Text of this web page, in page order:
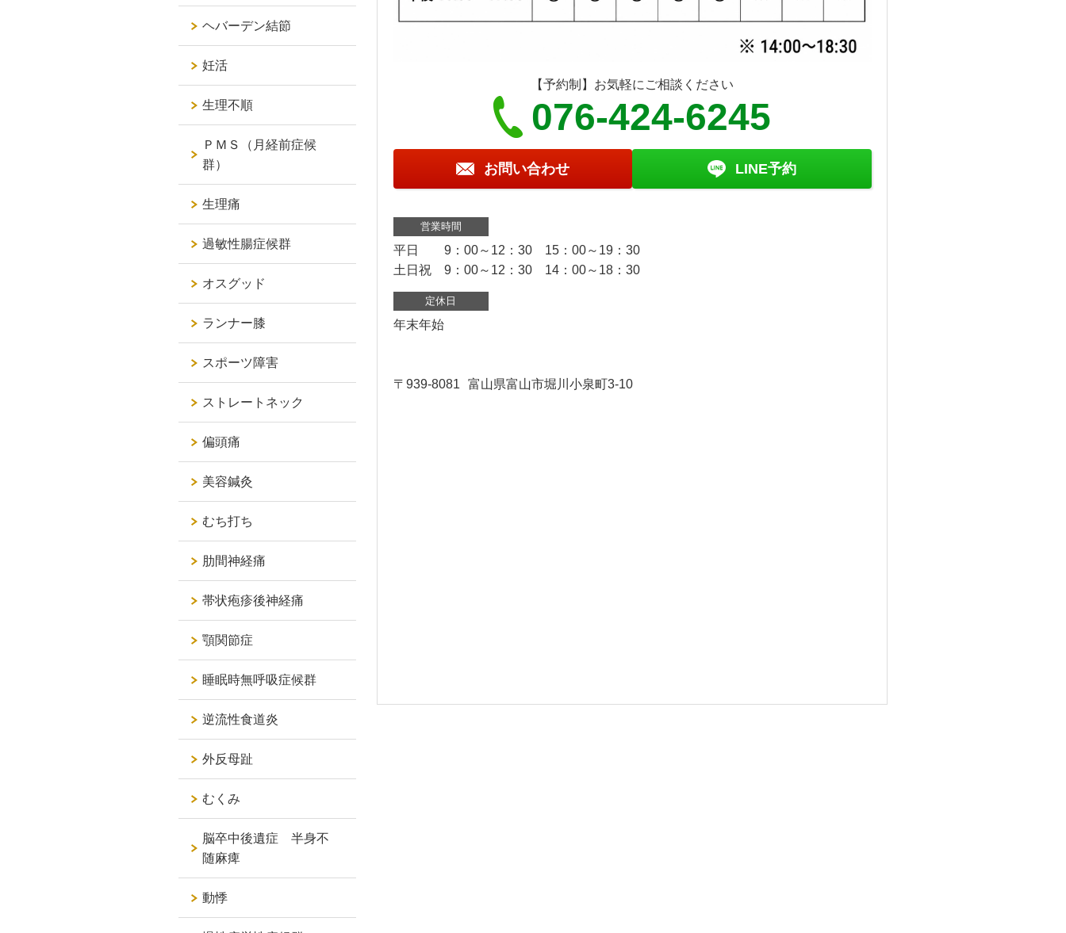
【予約制】お気軽にご相談ください
076-424-6245
お問い合わせ LINE予約
営業時間
平日 9：00～12：30 15：00～19：30
土日祝 9：00～12：30 14：00～18：30
定休日
年末年始
〒939-8081 富山県富山市堀川小泉町3-10
ヘバーデン結節
妊活
生理不順
ＰＭＳ（月経前症候
群）
生理痛
過敏性腸症候群
オスグッド
ランナー膝
スポーツ障害
ストレートネック
偏頭痛
美容鍼灸
むち打ち
肋間神経痛
帯状疱疹後神経痛
顎関節症
睡眠時無呼吸症候群
逆流性食道炎
外反母趾
むくみ
脳卒中後遺症 半身不
随麻痺
動悸